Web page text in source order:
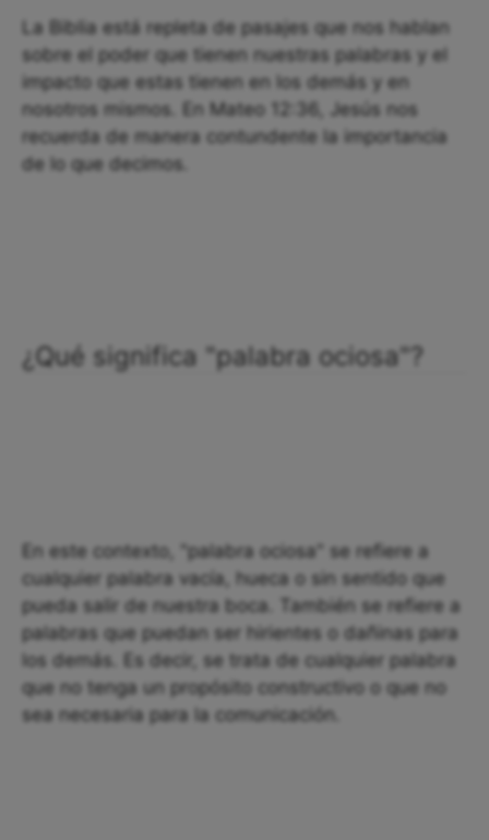
La Biblia está repleta de pasajes que nos hablan
sobre el poder que tienen nuestras palabras y el
impacto que estas tienen en los demás y en
nosotros mismos. En Mateo 12:36, Jesús nos
recuerda de manera contundente la importancia
de lo que decimos.
¿Qué significa "palabra ociosa"?
En este contexto, "palabra ociosa" se refiere a
cualquier palabra vacía, hueca o sin sentido que
pueda salir de nuestra boca. También se refiere a
palabras que puedan ser hirientes o dañinas para
los demás. Es decir, se trata de cualquier palabra
que no tenga un propósito constructivo o que no
sea necesaria para la comunicación.